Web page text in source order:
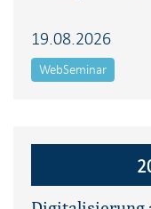
19.08.2026
WebSeminar